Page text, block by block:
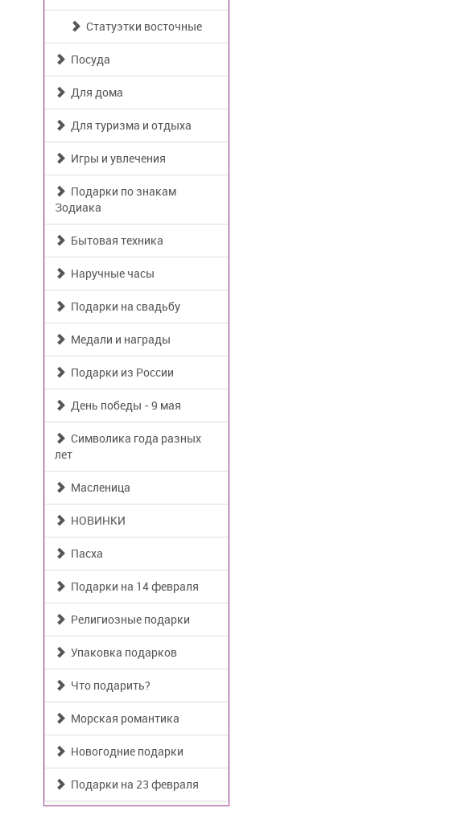
Статуэтки восточные
Посуда
Для дома
Для туризма и отдыха
Игры и увлечения
Подарки по знакам
Зодиака
Бытовая техника
Наручные часы
Подарки на свадьбу
Медали и награды
Подарки из России
День победы - 9 мая
Символика года разных
лет
Масленица
НОВИНКИ
Пасха
Подарки на 14 февраля
Религиозные подарки
Упаковка подарков
Что подарить?
Морская романтика
Новогодние подарки
Подарки на 23 февраля